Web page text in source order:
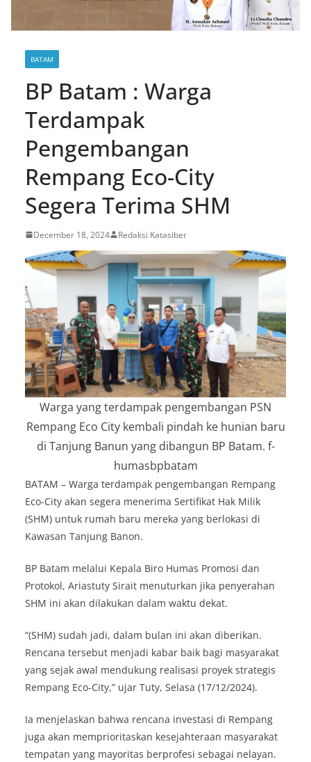
BATAM
BP Batam : Warga
Terdampak
Pengembangan
Rempang Eco-City
Segera Terima SHM
December 18, 2024 Redaksi Katasiber
Warga yang terdampak pengembangan PSN
Rempang Eco City kembali pindah ke hunian baru
di Tanjung Banun yang dibangun BP Batam. f-
humasbpbatam
BATAM – Warga terdampak pengembangan Rempang
Eco-City akan segera menerima Sertifikat Hak Milik
(SHM) untuk rumah baru mereka yang berlokasi di
Kawasan Tanjung Banon.
BP Batam melalui Kepala Biro Humas Promosi dan
Protokol, Ariastuty Sirait menuturkan jika penyerahan
SHM ini akan dilakukan dalam waktu dekat.
“(SHM) sudah jadi, dalam bulan ini akan diberikan.
Rencana tersebut menjadi kabar baik bagi masyarakat
yang sejak awal mendukung realisasi proyek strategis
Rempang Eco-City,” ujar Tuty, Selasa (17/12/2024).
Ia menjelaskan bahwa rencana investasi di Rempang
juga akan memprioritaskan kesejahteraan masyarakat
tempatan yang mayoritas berprofesi sebagai nelayan.